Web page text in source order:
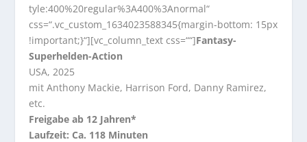
tyle:400%20regular%3A400%3Anormal“
css=“.vc_custom_1634023588345{margin-bottom: 15px
!important;}“][vc_column_text css=““]Fantasy-
Superhelden-Action
USA, 2025
mit Anthony Mackie, Harrison Ford, Danny Ramirez,
etc.
Freigabe ab 12 Jahren*
Laufzeit: Ca. 118 Minuten